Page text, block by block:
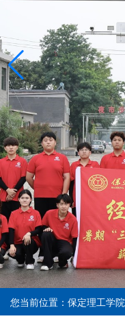
您当前位置： 保定理工学院